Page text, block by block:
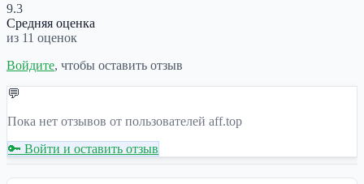
9.3
Средняя оценка
из 11 оценок
Войдите, чтобы оставить отзыв
💬
Пока нет отзывов от пользователей aff.top
🔑 Войти и оставить отзыв